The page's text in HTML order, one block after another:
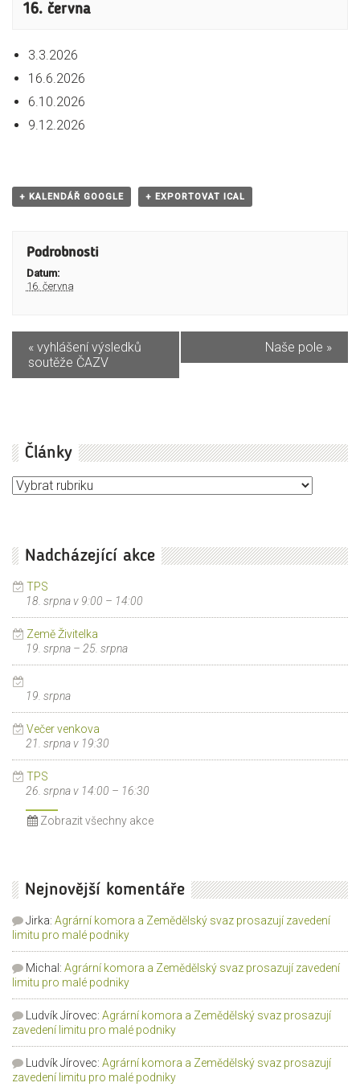
16. června
3.3.2026
16.6.2026
6.10.2026
9.12.2026
+ KALENDÁŘ GOOGLE + EXPORTOVAT ICAL
Podrobnosti
Datum:
16. června
« vyhlášení výsledků
soutěže ČAZV
Naše pole »
Články
Články
Nadcházející akce
TPS
18. srpna v 9:00 – 14:00
Země Živitelka
19. srpna – 25. srpna
19. srpna
Večer venkova
21. srpna v 19:30
TPS
26. srpna v 14:00 – 16:30
Zobrazit všechny akce
Nejnovější komentáře
Jirka: Agrární komora a Zemědělský svaz prosazují zavedení
limitu pro malé podniky
Michal : Agrární komora a Zemědělský svaz prosazují zavedení
limitu pro malé podniky
Ludvík Jírovec: Agrární komora a Zemědělský svaz prosazují
zavedení limitu pro malé podniky
Ludvík Jírovec: Agrární komora a Zemědělský svaz prosazují
zavedení limitu pro malé podniky